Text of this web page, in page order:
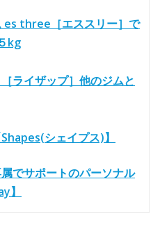
es three［エススリー］で
kg
ライザップ］他のジムと
シェイプス)】
でサポートのパーソナル
】